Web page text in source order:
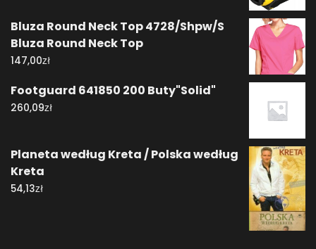
Bluza Round Neck Top 4728/Shpw/S
Bluza Round Neck Top
147,00zł
Footguard 641850 200 Buty"Solid"
260,09zł
Planeta według Kreta / Polska według
Kreta
54,13zł